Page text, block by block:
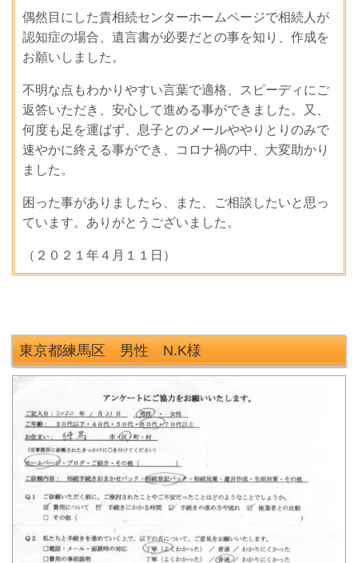
偶然目にした貴相続センターホームページで相続人が
認知症の場合、遺言書が必要だとの事を知り、作成を
お願いしました。
不明な点もわかりやすい言葉で適格、スピーディにご
返答いただき、安心して進める事ができました。又、
何度も足を運ばず、息子とのメールややりとりのみで
速やかに終える事ができ、コロナ禍の中、大変助かり
ました。
困った事がありましたら、また、ご相談したいと思っ
ています。ありがとうございました。
（２０２１年４月１１日）
東京都練馬区 男性 N.K様